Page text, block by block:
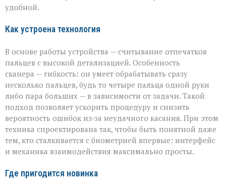
удобной.
Как устроена технология
В основе работы устройства — считывание отпечатков
пальцев с высокой детализацией. Особенность
сканера — гибкость: он умеет обрабатывать сразу
несколько пальцев, будь то четыре пальца одной руки
либо пара больших — в зависимости от задачи. Такой
подход позволяет ускорить процедуру и снизить
вероятность ошибок из‑за неудачного касания. При этом
техника спроектирована так, чтобы быть понятной даже
тем, кто сталкивается с биометрией впервые: интерфейс
и механика взаимодействия максимально просты.
Где пригодится новинка